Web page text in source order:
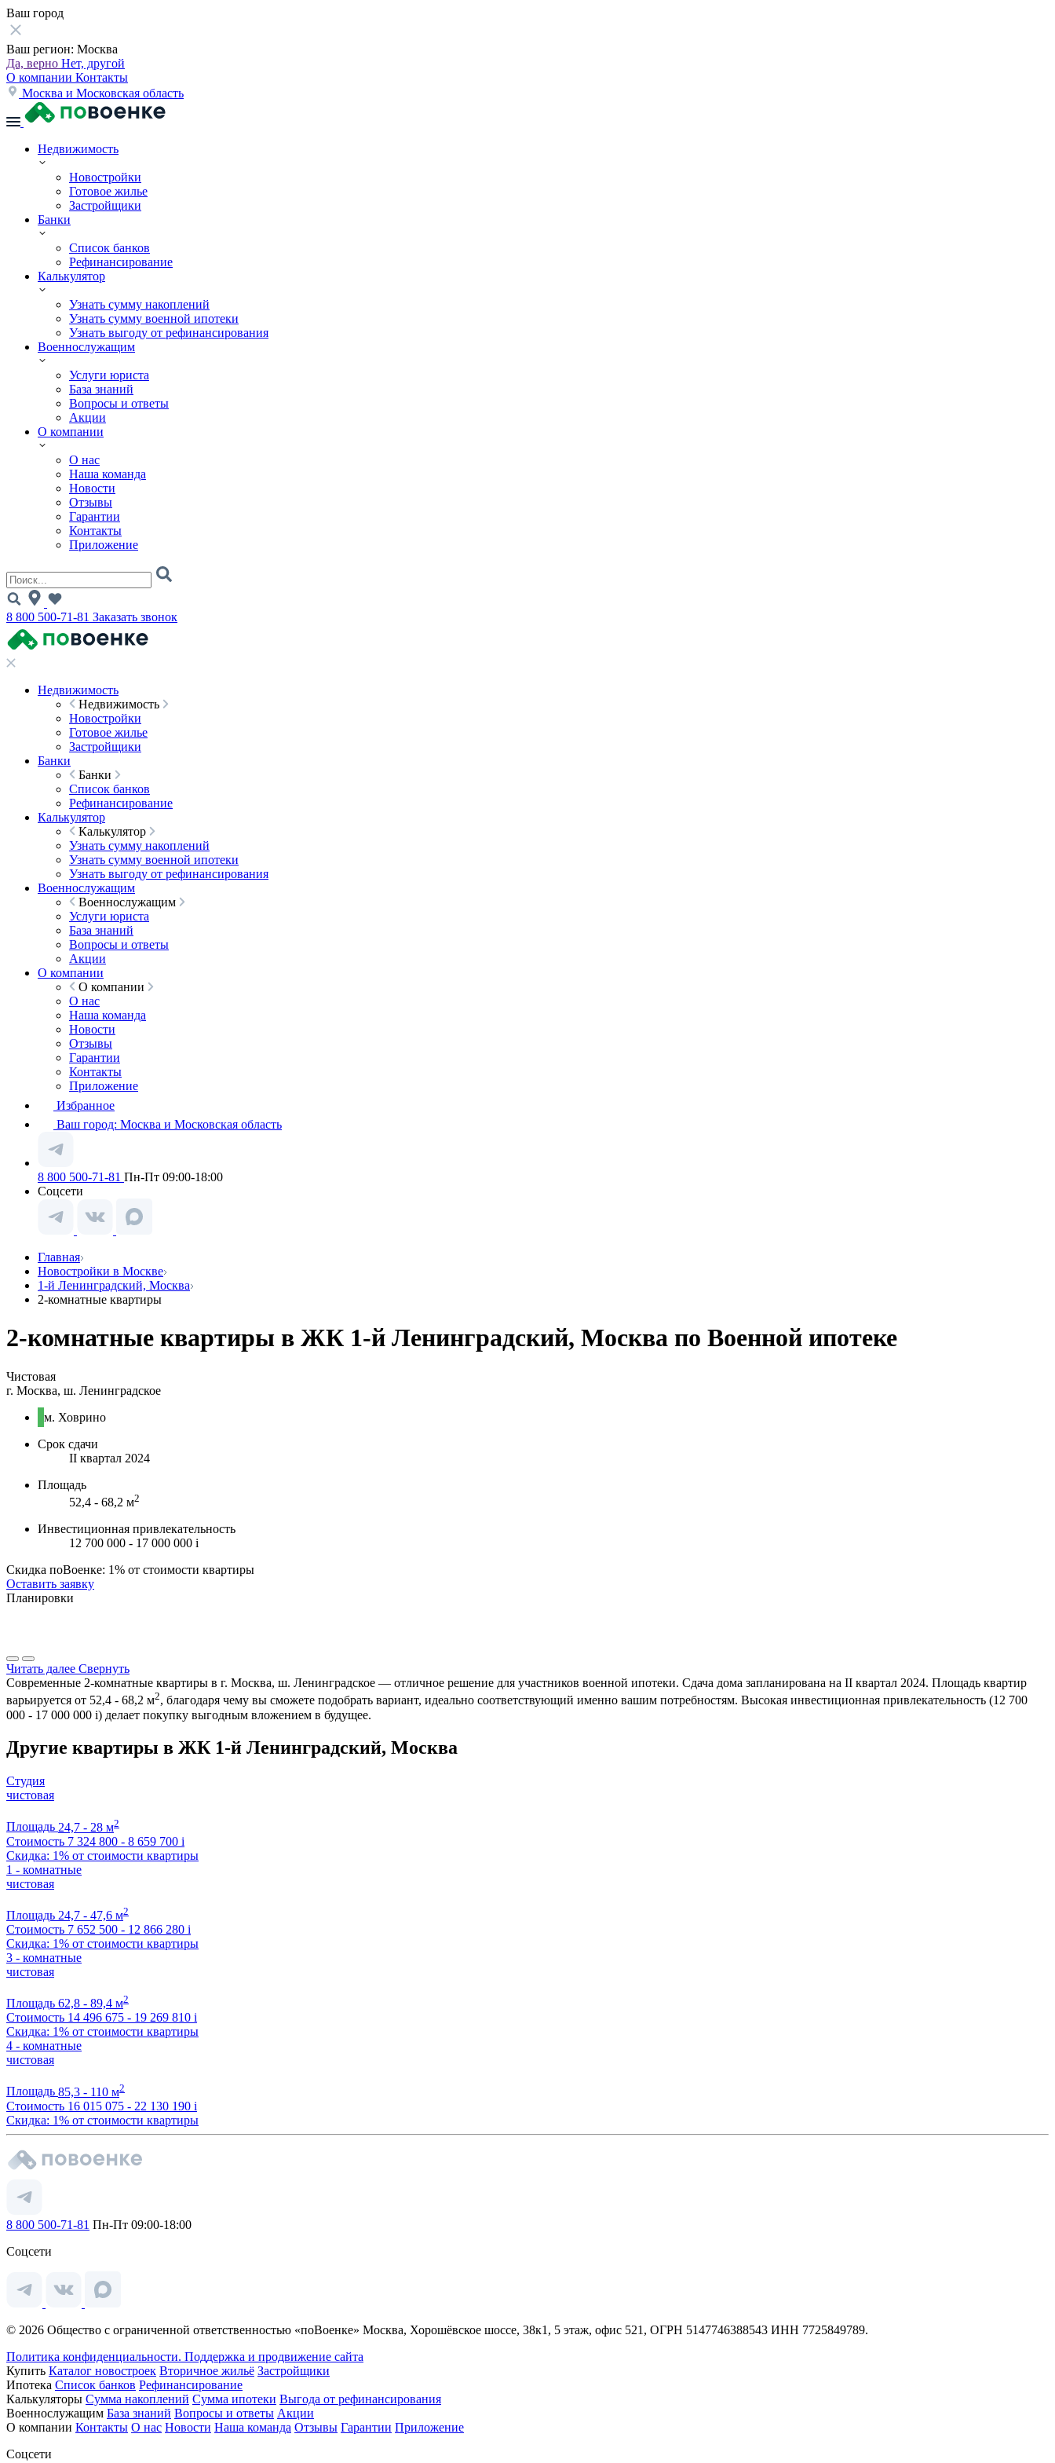
Ваш город
Ваш регион: Москва
Да, верно Нет, другой
О компании Контакты
Москва и Московская область
Недвижимость
Новостройки
Готовое жилье
Застройщики
Банки
Список банков
Рефинансирование
Калькулятор
Узнать сумму накоплений
Узнать сумму военной ипотеки
Узнать выгоду от рефинансирования
Военнослужащим
Услуги юриста
База знаний
Вопросы и ответы
Акции
О компании
О нас
Наша команда
Новости
Отзывы
Гарантии
Контакты
Приложение
8 800 500-71-81 Заказать звонок
Недвижимость
Недвижимость
Новостройки
Готовое жилье
Застройщики
Банки
Банки
Список банков
Рефинансирование
Калькулятор
Калькулятор
Узнать сумму накоплений
Узнать сумму военной ипотеки
Узнать выгоду от рефинансирования
Военнослужащим
Военнослужащим
Услуги юриста
База знаний
Вопросы и ответы
Акции
О компании
О компании
О нас
Наша команда
Новости
Отзывы
Гарантии
Контакты
Приложение
Избранное
Ваш город: Москва и Московская область
8 800 500-71-81 Пн-Пт 09:00-18:00
Соцсети
Главная
Новостройки в Москве
1-й Ленинградский, Москва
2-комнатные квартиры
2-комнатные квартиры в ЖК 1-й Ленинградский, Москва по Военной ипотеке
Чистовая
г. Москва, ш. Ленинградское
м. Ховрино
Срок сдачи
II квартал 2024
Площадь
52,4 - 68,2 м2
Инвестиционная привлекательность
12 700 000 - 17 000 000 i
Скидка поВоенке: 1% от стоимости квартиры
Оставить заявку
Планировки
Читать далее Свернуть
Современные 2-комнатные квартиры в г. Москва, ш. Ленинградское — отличное решение для участников военной ипотеки. Сдача дома запланирована на II квартал 2024. Площадь квартир
варьируется от 52,4 - 68,2 м2, благодаря чему вы сможете подобрать вариант, идеально соответствующий именно вашим потребностям. Высокая инвестиционная привлекательность (12 700
000 - 17 000 000 i) делает покупку выгодным вложением в будущее.
Другие квартиры в ЖК 1-й Ленинградский, Москва
Студия
чистовая
Площадь 24,7 - 28 м2
Стоимость 7 324 800 - 8 659 700 i
Скидка: 1% от стоимости квартиры
1 - комнатные
чистовая
Площадь 24,7 - 47,6 м2
Стоимость 7 652 500 - 12 866 280 i
Скидка: 1% от стоимости квартиры
3 - комнатные
чистовая
Площадь 62,8 - 89,4 м2
Стоимость 14 496 675 - 19 269 810 i
Скидка: 1% от стоимости квартиры
4 - комнатные
чистовая
Площадь 85,3 - 110 м2
Стоимость 16 015 075 - 22 130 190 i
Скидка: 1% от стоимости квартиры
8 800 500-71-81 Пн-Пт 09:00-18:00
Соцсети
© 2026 Общество с ограниченной ответственностью «поВоенке» Москва, Хорошёвское шоссе, 38к1, 5 этаж, офис 521, ОГРН 5147746388543 ИНН 7725849789.
Политика конфиденциальности. Поддержка и продвижение сайта
Купить Каталог новостроек Вторичное жильё Застройщики
Ипотека Список банков Рефинансирование
Калькуляторы Сумма накоплений Сумма ипотеки Выгода от рефинансирования
Военнослужащим База знаний Вопросы и ответы Акции
О компании Контакты О нас Новости Наша команда Отзывы Гарантии Приложение
Соцсети